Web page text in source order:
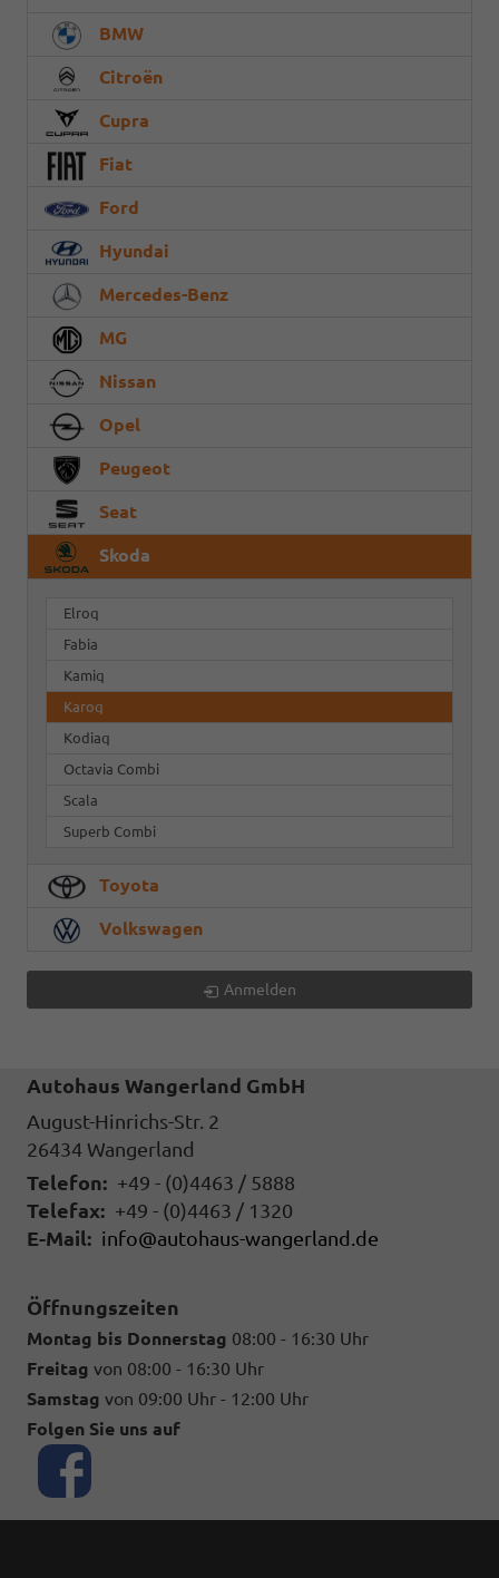
BMW
Citroën
Cupra
Fiat
Ford
Hyundai
Mercedes-Benz
MG
Nissan
Opel
Peugeot
Seat
Skoda
Elroq
Fabia
Kamiq
Karoq
Kodiaq
Octavia Combi
Scala
Superb Combi
Toyota
Volkswagen
Anmelden
Autohaus Wangerland GmbH
August-Hinrichs-Str. 2
26434 Wangerland
Telefon: +49 - (0)4463 / 5888
Telefax: +49 - (0)4463 / 1320
E-Mail: info@autohaus-wangerland.de
Öffnungszeiten
Montag bis Donnerstag 08:00 - 16:30 Uhr
Freitag von 08:00 - 16:30 Uhr
Samstag von 09:00 Uhr - 12:00 Uhr
Folgen Sie uns auf